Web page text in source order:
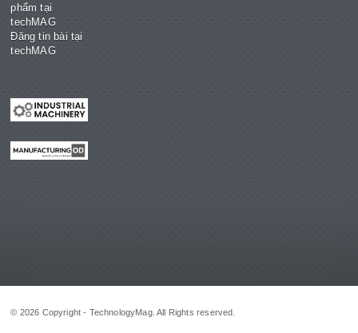
phẩm tại
techMAG
Đăng tin bài tại
techMAG
© 2026 Copyright - TechnologyMag. All Rights reserved.